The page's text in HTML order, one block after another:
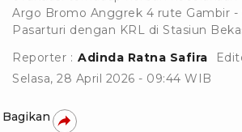
Argo Bromo Anggrek 4 rute Gambir -
Pasarturi dengan KRL di Stasiun
Reporter : Adinda Ratna Safira
Selasa, 28 April 2026 - 09:44 WIB
Bagikan